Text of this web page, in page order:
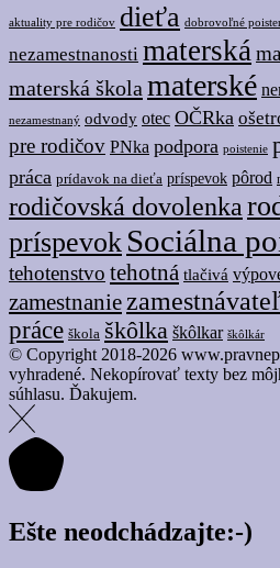
aktuality pre rodičov dieťa dobrovoľné
nezamestnanosti materská
materská školamaterské
nezamestnaný odvody otec OČRka
pre rodičov PNka podpora poistenie
práca prídavok na dieťa príspevok pôrod
rodičovská dovolenka
príspevok Sociálna
tehotenstvo tehotná tlačivá
zamestnanie
práce škola škôlka škôlkar škôlkár
© Copyright 2018-2026
vyhradené. Nekopírovať texty bez
súhlasu. Ďakujem.
Ešte neodchádzajte:-)